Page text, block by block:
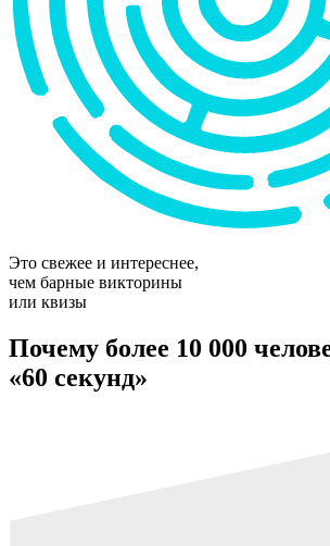
Это свежее и интереснее,
чем барные викторины
или квизы
Почему более 10 000
«60 секунд»